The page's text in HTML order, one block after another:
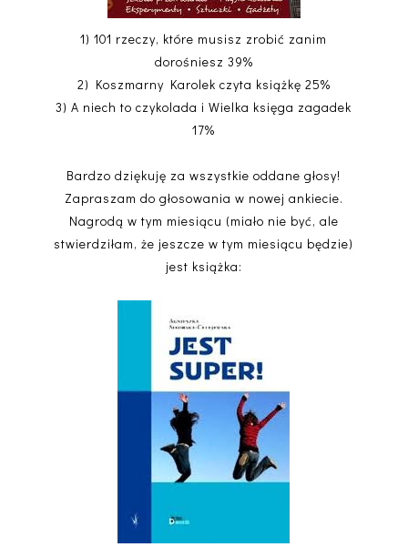
1) 101 rzeczy, które musisz zrobić zanim
dorośniesz 39%
2) Koszmarny Karolek czyta książkę 25%
3) A niech to czykolada i Wielka księga zagadek
17%
Bardzo dziękuję za wszystkie oddane głosy!
Zapraszam do głosowania w nowej ankiecie.
Nagrodą w tym miesiącu (miało nie być, ale
stwierdziłam, że jeszcze w tym miesiącu będzie)
jest książka: